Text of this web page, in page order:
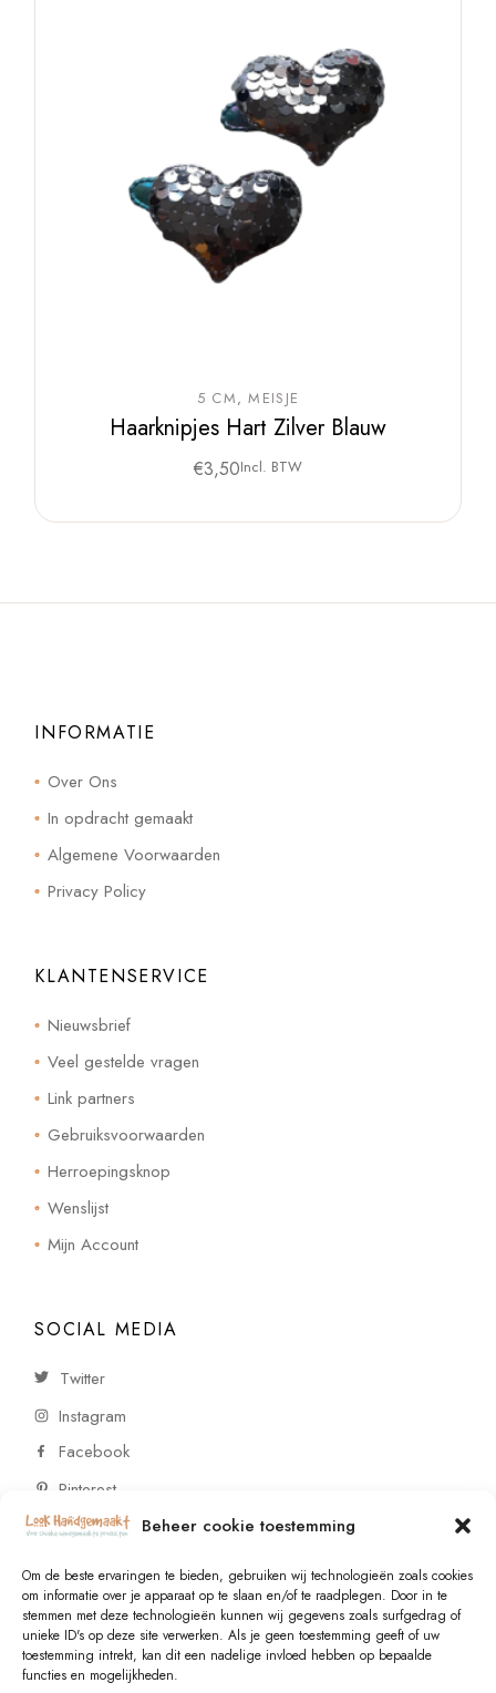
Beheer cookie toestemming
Om de beste ervaringen te bieden, gebruiken wij technologieën zoals cookies
om informatie over je apparaat op te slaan en/of te raadplegen. Door in te
stemmen met deze technologieën kunnen wij gegevens zoals surfgedrag of
unieke ID's op deze site verwerken. Als je geen toestemming geeft of uw
toestemming intrekt, kan dit een nadelige invloed hebben op bepaalde
functies en mogelijkheden.
5 CM MEISJE
Haarknipjes Hart Zilver Blauw
€3,50Incl. BTW
INFORMATIE
Over Ons
In opdracht gemaakt
Algemene Voorwaarden
Privacy Policy
KLANTENSERVICE
Nieuwsbrief
Veel gestelde vragen
Link partners
Gebruiksvoorwaarden
Herroepingsknop
Wenslijst
Mijn Account
SOCIAL MEDIA
Twitter
Instagram
Facebook
Pinterest
CONTACT
Vragen of wensen? Neem contact op!
+31 (0)6 229 021 29